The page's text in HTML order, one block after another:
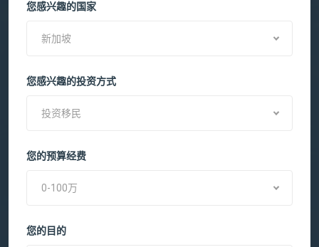
您感兴趣的国家
新加坡
您感兴趣的投资方式
投资移民
您的预算经费
0-100万
您的目的